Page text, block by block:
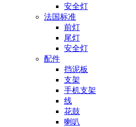
安全灯
法国标准
前灯
尾灯
安全灯
配件
挡泥板
支架
手机支架
线
花鼓
喇叭